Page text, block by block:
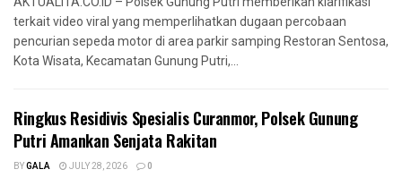
terkait video viral yang memperlihatkan dugaan percobaan
pencurian sepeda motor di area parkir samping Restoran Sentosa,
Kota Wisata, Kecamatan Gunung Putri,...
Ringkus Residivis Spesialis Curanmor, Polsek Gunung
Putri Amankan Senjata Rakitan
BYGALA JULY 28, 2026 0